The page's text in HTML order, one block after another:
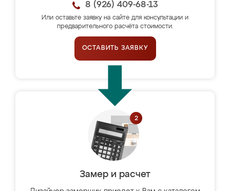
8 (926) 409-68-13
Или оставьте заявку на сайте для консультации и
предварительного расчёта стоимости.
ОСТАВИТЬ ЗАЯВКУ
Замер и расчет